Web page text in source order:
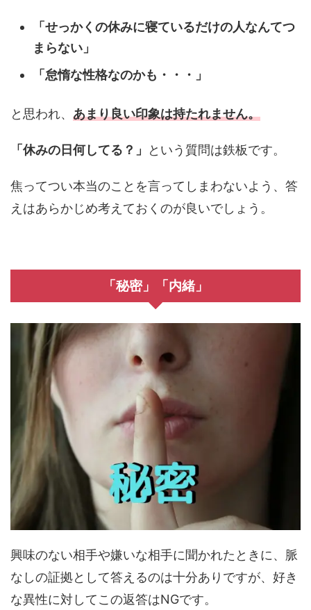
「せっかくの休みに寝ているだけの人なんてつ
まらない」
「怠惰な性格なのかも・・・」
と思われ、 あまり良い印象は持たれません。
「休みの日何してる？」 という質問は鉄板です。
焦ってつい本当のことを言ってしまわないよう、答
えはあらかじめ考えておくのが良いでしょう。
「秘密」「内緒」
興味のない相手や嫌いな相手に聞かれたときに、脈
なしの証拠として答えるのは十分ありですが、好き
な異性に対してこの返答はNGです。